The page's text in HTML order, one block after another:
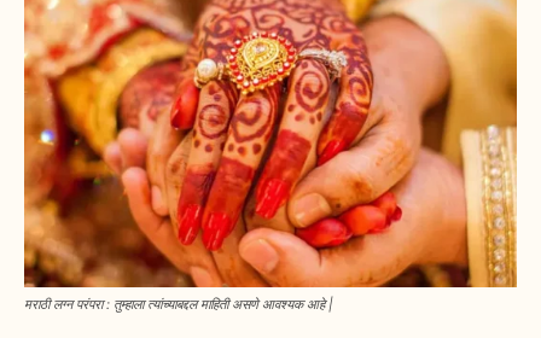
मराठी लग्न परंपरा : तुम्हाला त्यांच्याबद्दल माहिती असणे आवश्यक आहे |